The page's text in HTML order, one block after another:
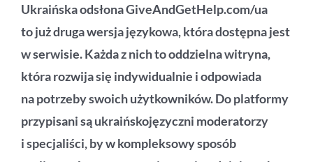
Ukraińska odsłona GiveAndGetHelp.com/ua
to już druga wersja językowa, która dostępna jest
w serwisie. Każda z nich to oddzielna witryna,
która rozwija się indywidualnie i odpowiada
na potrzeby swoich użytkowników. Do platformy
przypisani są ukraińskojęzyczni moderatorzy
i specjaliści, by w kompleksowy sposób